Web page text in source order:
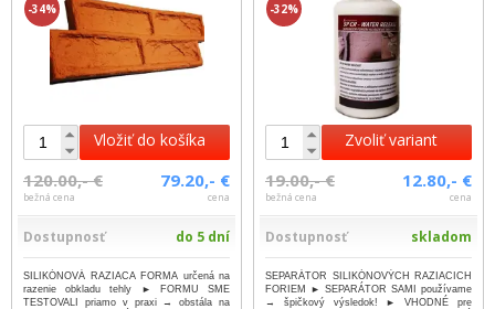
-34%
Vložiť do košíka
120.00,- €
bežná cena
79.20,- €
cena
Dostupnosť do 5 dní
SILIKÓNOVÁ RAZIACA FORMA určená na
razenie obkladu tehly ► FORMU SME
TESTOVALI priamo v praxi → obstála na
-32%
Zvoliť variant
19.00,- €
bežná cena
12.80,- €
cena
Dostupnosť skladom
SEPARÁTOR SILIKÓNOVÝCH RAZIACICH
FORIEM ► SEPARÁTOR SAMI používame
→ špičkový výsledok! ► VHODNÉ pre